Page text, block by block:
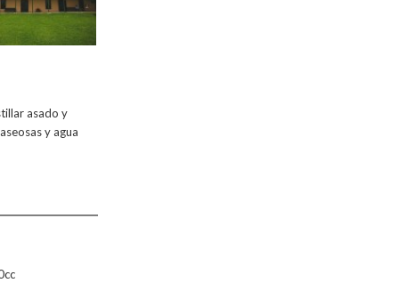
asado y
y agua